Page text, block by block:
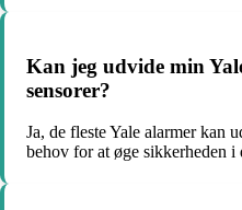
Kan jeg udvide min
sensorer?
Ja, de fleste Yale alarmer kan
behov for at øge sikkerheden i